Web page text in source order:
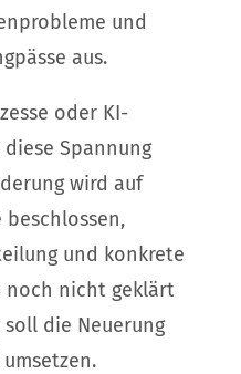
und
aus.
oder KI-
Spannung
wird auf
und konkrete
noch nicht geklärt
die Neuerung